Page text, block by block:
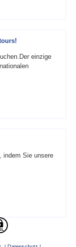
einzige
indem Sie unsere